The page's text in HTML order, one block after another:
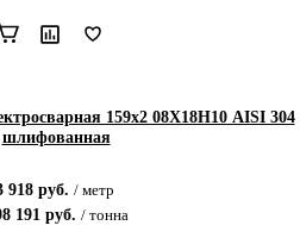
159х2 08Х18Н10 AISI 304
шлифованная
918руб. / метр
191 руб. / тонна